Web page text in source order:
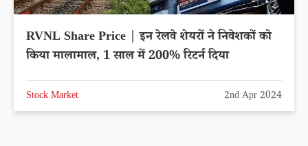
RVNL Share Price | इन रेलवे शेयरों ने निवेशकों को
किया मालामाल, 1 साल में 200% रिटर्न दिया
Stock Market 2nd Apr 2024